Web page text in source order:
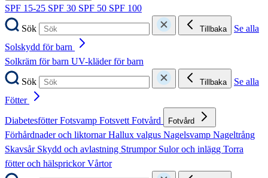
SPF 15-25 SPF 30 SPF 50 SPF 100
Sök
Tillbaka
Se alla
Solskydd för barn
Solkräm för barn UV-kläder för barn
Sök
Tillbaka
Se alla
Fötter
DiabetesfötterFotsvamp FotsvettFotvård Fotvård
Förhårdnader och liktornarHallux valgus Nagelsvamp Nageltrång
Skavsår Skydd och avlastning Strumpor Sulor och inlägg Torra
fötter och hälsprickorVårtor